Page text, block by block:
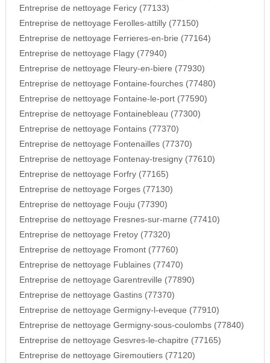
Entreprise de nettoyage Fericy (77133)
Entreprise de nettoyage Ferolles-attilly (77150)
Entreprise de nettoyage Ferrieres-en-brie (77164)
Entreprise de nettoyage Flagy (77940)
Entreprise de nettoyage Fleury-en-biere (77930)
Entreprise de nettoyage Fontaine-fourches (77480)
Entreprise de nettoyage Fontaine-le-port (77590)
Entreprise de nettoyage Fontainebleau (77300)
Entreprise de nettoyage Fontains (77370)
Entreprise de nettoyage Fontenailles (77370)
Entreprise de nettoyage Fontenay-tresigny (77610)
Entreprise de nettoyage Forfry (77165)
Entreprise de nettoyage Forges (77130)
Entreprise de nettoyage Fouju (77390)
Entreprise de nettoyage Fresnes-sur-marne (77410)
Entreprise de nettoyage Fretoy (77320)
Entreprise de nettoyage Fromont (77760)
Entreprise de nettoyage Fublaines (77470)
Entreprise de nettoyage Garentreville (77890)
Entreprise de nettoyage Gastins (77370)
Entreprise de nettoyage Germigny-l-eveque (77910)
Entreprise de nettoyage Germigny-sous-coulombs (77840)
Entreprise de nettoyage Gesvres-le-chapitre (77165)
Entreprise de nettoyage Giremoutiers (77120)